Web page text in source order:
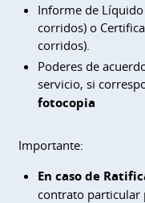
Informe de
corridos) o
corridos).
Poderes de
servicio, si
fotocopia
Importante:
En caso de
contrato particular